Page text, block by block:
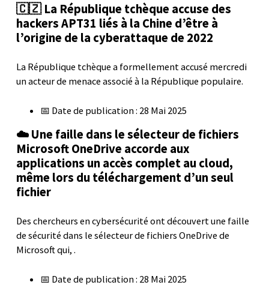
🇨🇿 La République tchèque accuse des
hackers APT31 liés à la Chine d’être à
l’origine de la cyberattaque de 2022
La République tchèque a formellement accusé mercredi
un acteur de menace associé à la République populaire.
📅 Date de publication : 28 Mai 2025
☁️ Une faille dans le sélecteur de fichiers
Microsoft OneDrive accorde aux
applications un accès complet au cloud,
même lors du téléchargement d’un seul
fichier
Des chercheurs en cybersécurité ont découvert une faille
de sécurité dans le sélecteur de fichiers OneDrive de
Microsoft qui, .
📅 Date de publication : 28 Mai 2025